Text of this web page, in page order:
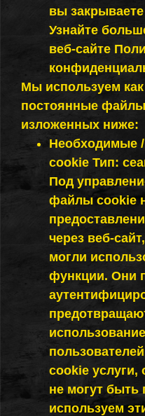
вы
Узнайте
веб-сайте
Мы используем
постоянные
изложенных ниже:
Необходимые
cookie Тип:
Под
файлы cookie
через веб-
могли
функции. Они
cookie
не могут
используем